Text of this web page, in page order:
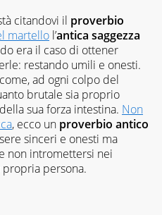
citandovi il proverbio
martello l’antica saggezza
era il caso di ottener
restando umili e onesti.
ad ogni colpo del
brutale sia proprio
sua forza intestina. Non
, ecco un proverbio antico
sinceri e onesti ma
non intromettersi nei
persona.